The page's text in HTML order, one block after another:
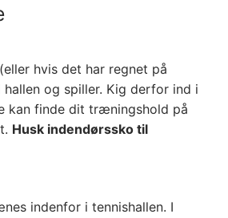
hvis det har regnet på
og spiller. Kig derfor ind i
kan finde dit træningshold på
Husk indendørssko til
indenfor i tennishallen. I